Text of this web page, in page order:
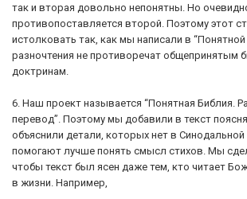
так и вторая довольно непонятны. Но
противопоставляется второй. Поэтому этот
истолковать так, как мы написали в
разночтения не противоречат общепринятым
доктринам.
6. Наш проект называется “Понятная Библия.
перевод”. Поэтому мы добавили в текст
объяснили детали, которых нет в
помогают лучше понять смысл стихов. Мы
чтобы текст был ясен даже тем, кто читает
в жизни. Например,